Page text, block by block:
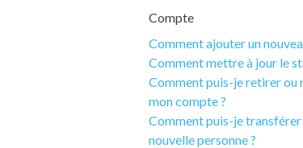
Compte
Comment ajouter un
Comment mettre à jour le
Comment puis-je retirer ou
mon compte ?
Comment puis-je
nouvelle personne ?